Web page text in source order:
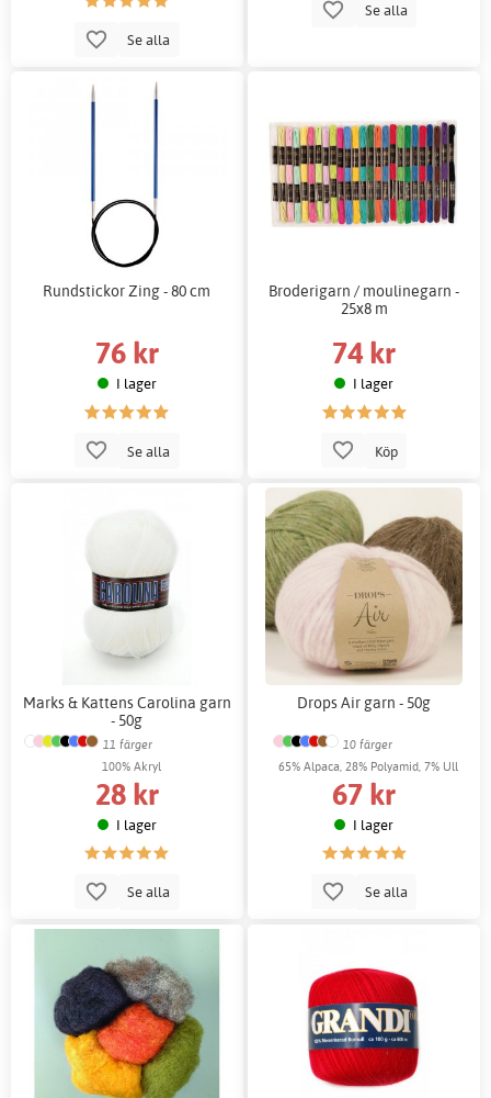
Se alla
Se alla
Rundstickor Zing - 80 cm
76 kr
I lager
Se alla
Broderigarn / moulinegarn -
25x8 m
74 kr
I lager
Köp
Marks & Kattens Carolina garn
- 50g
11 färger
100% Akryl
28 kr
I lager
Se alla
Drops Air garn - 50g
10 färger
65% Alpaca, 28% Polyamid, 7% Ull
67 kr
I lager
Se alla